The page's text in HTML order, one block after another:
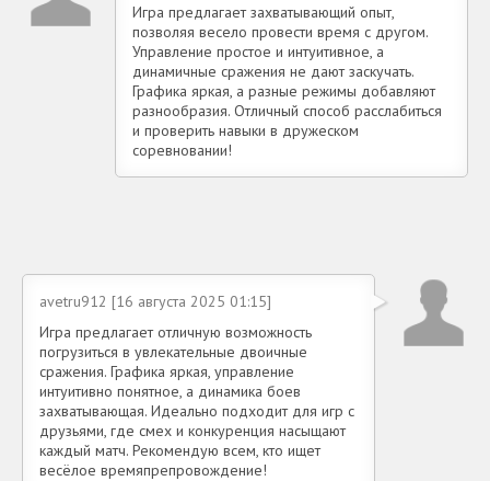
Игра предлагает захватывающий опыт,
позволяя весело провести время с другом.
Управление простое и интуитивное, а
динамичные сражения не дают заскучать.
Графика яркая, а разные режимы добавляют
разнообразия. Отличный способ расслабиться
и проверить навыки в дружеском
соревновании!
avetru912 [16 августа 2025 01:15]
Игра предлагает отличную возможность
погрузиться в увлекательные двоичные
сражения. Графика яркая, управление
интуитивно понятное, а динамика боев
захватывающая. Идеально подходит для игр с
друзьями, где смех и конкуренция насыщают
каждый матч. Рекомендую всем, кто ищет
весёлое времяпрепровождение!